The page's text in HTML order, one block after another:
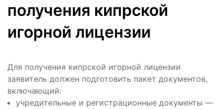
получения кипрской
игорной лицензии
Для получения кипрской игорной лицензии
заявитель должен подготовить пакет документов,
включающий:
учредительные и регистрационные документы —